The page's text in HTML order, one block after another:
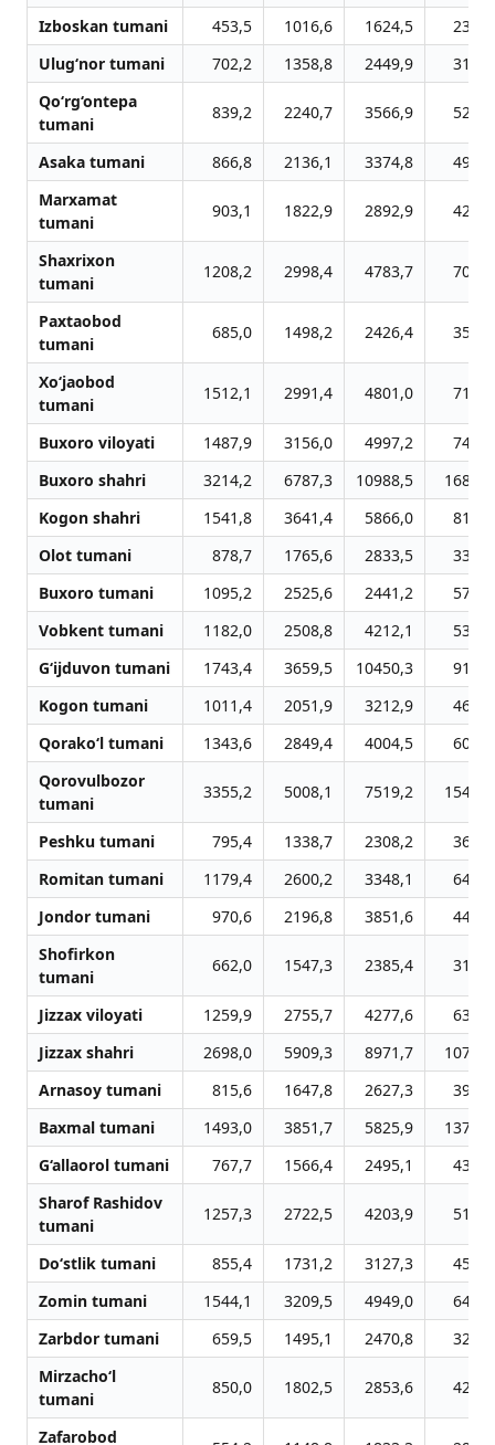
Izboskan tumani 453,5 1016,6 1624,5
Ulug‘nor tumani
702,2 1358,8 2449,9
Qo‘rg‘ontepa
tumani
839,2 2240,7 3566,9
Asaka tumani 866,8 2136,1 3374,8
Marxamat
tumani
903,1 1822,9 2892,9
Shaxrixon
tumani
1208,2 2998,4 4783,7
Paxtaobod
tumani
685,0 1498,2 2426,4
Xo‘jaobod
tumani
1512,1 2991,4 4801,0
Buxoro viloyati 1487,9 3156,0 4997,2
Buxoro shahri
3214,2 6787,3 10988,5
Kogon shahri
1541,8 3641,4 5866,0
Olot tumani
878,7 1765,6 2833,5
Buxoro tumani
1095,2 2525,6 2441,2
Vobkent tumani
1182,0 2508,8 4212,1
G‘ijduvon tumani
1743,4 3659,5 10450,3
Kogon tumani
1011,4 2051,9 3212,9
Qorako‘l tumani
1343,6 2849,4 4004,5
Qorovulbozor
tumani
3355,2 5008,1 7519,2
Peshku tumani 795,4 1338,7 2308,2
Romitan tumani
1179,4 2600,2 3348,1
Jondor tumani
970,6 2196,8 3851,6
Shofirkon
tumani
662,0 1547,3 2385,4
Jizzax viloyati 1259,9 2755,7 4277,6
Jizzax shahri
2698,0 5909,3 8971,7
Arnasoy tumani
815,6 1647,8 2627,3
Baxmal tumani
1493,0 3851,7 5825,9
G‘allaorol tumani
767,7 1566,4 2495,1
Sharof Rashidov
tumani
1257,3 2722,5 4203,9
Do‘stlik tumani 855,4 1731,2 3127,3
Zomin tumani
1544,1 3209,5 4949,0
Zarbdor tumani
659,5 1495,1 2470,8
Mirzacho‘l
tumani
850,0 1802,5 2853,6
Zafarobod